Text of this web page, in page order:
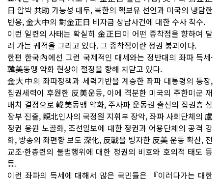
日 압박 共助 가능성 대두, 북한의 핵보유 선언과 미국의 냉담한
반응, 金大中의 對金正日 비자금 상납사건에 대한 수사 착수.
이런 일련의 사태는 확실히 金正日이 어떤 종착점을 향하여 달
려 가는 궤적을 그리고 있다. 그 종착점이란 정권 붕괴이다.
한편 한국內에선 그런 국제적인 대세와는 정반대의 좌파 득세·
韓美동맹 약화 현상이 절정을 향해 치닫고 있다.
金大中의 좌파정책과 세력기반을 계승한 좌파 대통령의 등장,
집권세력이 후원한 反美운동, 이에 격분한 미국의 주한미군 재
배치 결정으로 韓美동맹 약화, 주사파 운동권 출신의 집권층 심
장부 진출, 親北인사의 국정원 지휘부 장악, 좌파 사회단체의 盧
정권 응원 노골화, 조선일보에 대한 정권과 어용단체의 공격 강
화, 방송의 좌편향 보도 深化, 反戰을 빙자한 反美 운동 확산, 전
교조·한총련의 불법행위에 대한 정권의 비호와 호의적 태도 등
등.
이런 좌파의 득세에 대해서 많은 국민들은 『이러다가는 대한